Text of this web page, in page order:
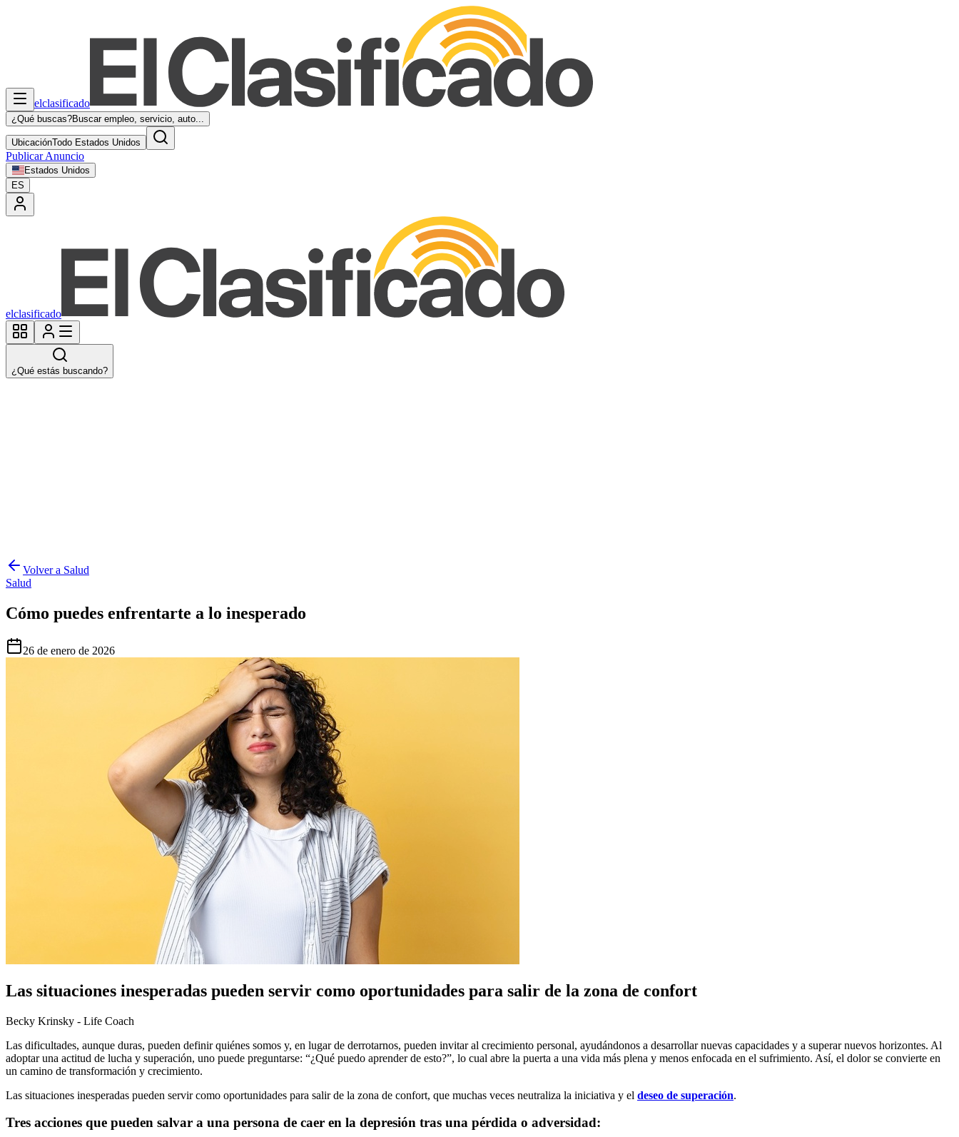
elclasificado
¿Qué buscas?Buscar empleo, servicio, auto...
UbicaciónTodo Estados Unidos
Publicar Anuncio
Estados Unidos
ES
elclasificado
¿Qué estás buscando?
Volver a Salud
Salud
Cómo puedes enfrentarte a lo inesperado
26 de enero de 2026
Las situaciones inesperadas pueden servir como oportunidades para salir de la zona de confort
Becky Krinsky - Life Coach
Las dificultades, aunque duras, pueden definir quiénes somos y, en lugar de derrotarnos, pueden invitar al crecimiento personal, ayudándonos a desarrollar nuevas capacidades y a superar nuevos horizontes. Al
adoptar una actitud de lucha y superación, uno puede preguntarse: “¿Qué puedo aprender de esto?”, lo cual abre la puerta a una vida más plena y menos enfocada en el sufrimiento. Así, el dolor se convierte en
un camino de transformación y crecimiento.
Las situaciones inesperadas pueden servir como oportunidades para salir de la zona de confort, que muchas veces neutraliza la iniciativa y el deseo de superación.
Tres acciones que pueden salvar a una persona de caer en la depresión tras una pérdida o adversidad: